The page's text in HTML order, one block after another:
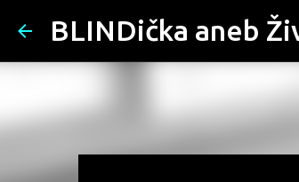
BLINDička aneb